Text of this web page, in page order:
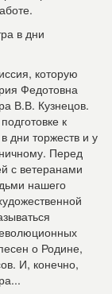
в дни
которую
Федотовна
В.В. Кузнецов.
к
дни торжеств и у
Перед
с ветеранами
нашего
о Родине,
И, конечно,